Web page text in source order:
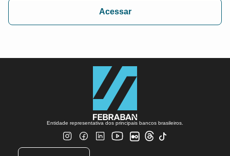
Acessar
Entidade representativa dos principais bancos brasileiros.